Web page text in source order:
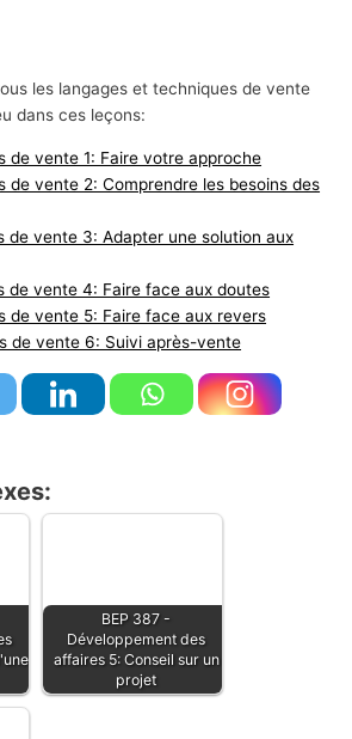
les langages et techniques de vente
dans ces leçons:
de vente 1: Faire votre approche
de vente 2: Comprendre les besoins des
de vente 3: Adapter une solution aux
de vente 4: Faire face aux doutes
de vente 5: Faire face aux revers
de vente 6: Suivi après-vente
BEP 387 -
Développement des
affaires 5: Conseil sur un
projet